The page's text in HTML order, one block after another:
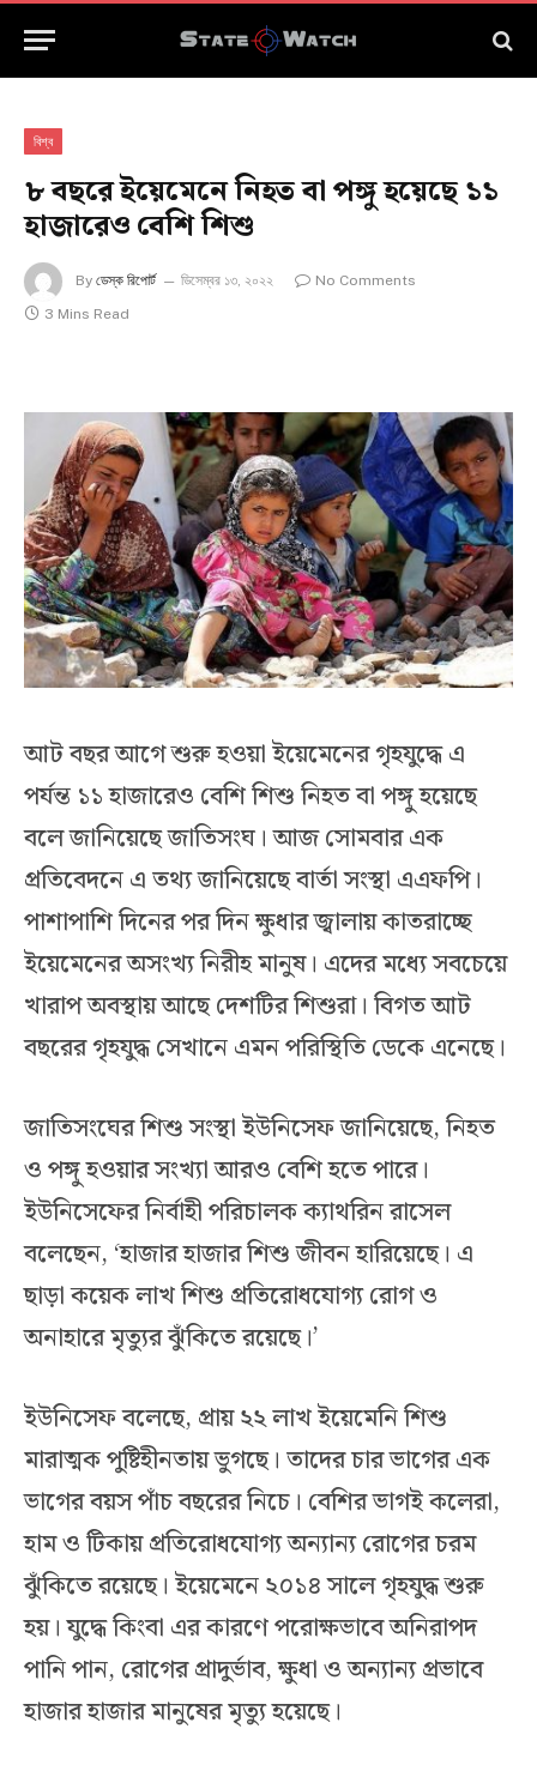
বিশ্ব
৮ বছরে ইয়েমেনে নিহত বা পঙ্গু হয়েছে ১১
হাজারেও বেশি শিশু
By ডেস্ক রিপোর্ট ডিসেম্বর ১৩, ২০২২
No Comments
3 Mins Read
আট বছর আগে শুরু হওয়া ইয়েমেনের গৃহযুদ্ধে এ
পর্যন্ত ১১ হাজারেও বেশি শিশু নিহত বা পঙ্গু হয়েছে
বলে জানিয়েছে জাতিসংঘ। আজ সোমবার এক
প্রতিবেদনে এ তথ্য জানিয়েছে বার্তা সংস্থা এএফপি।
পাশাপাশি দিনের পর দিন ক্ষুধার জ্বালায় কাতরাচ্ছে
ইয়েমেনের অসংখ্য নিরীহ মানুষ। এদের মধ্যে সবচেয়ে
খারাপ অবস্থায় আছে দেশটির শিশুরা। বিগত আট
বছরের গৃহযুদ্ধ সেখানে এমন পরিস্থিতি ডেকে এনেছে।
জাতিসংঘের শিশু সংস্থা ইউনিসেফ জানিয়েছে, নিহত
ও পঙ্গু হওয়ার সংখ্যা আরও বেশি হতে পারে।
ইউনিসেফের নির্বাহী পরিচালক ক্যাথরিন রাসেল
বলেছেন, ‘হাজার হাজার শিশু জীবন হারিয়েছে। এ
ছাড়া কয়েক লাখ শিশু প্রতিরোধযোগ্য রোগ ও
অনাহারে মৃত্যুর ঝুঁকিতে রয়েছে।’
ইউনিসেফ বলেছে, প্রায় ২২ লাখ ইয়েমেনি শিশু
মারাত্মক পুষ্টিহীনতায় ভুগছে। তাদের চার ভাগের এক
ভাগের বয়স পাঁচ বছরের নিচে। বেশির ভাগই কলেরা,
হাম ও টিকায় প্রতিরোধযোগ্য অন্যান্য রোগের চরম
ঝুঁকিতে রয়েছে। ইয়েমেনে ২০১৪ সালে গৃহযুদ্ধ শুরু
হয়। যুদ্ধে কিংবা এর কারণে পরোক্ষভাবে অনিরাপদ
পানি পান, রোগের প্রাদুর্ভাব, ক্ষুধা ও অন্যান্য প্রভাবে
হাজার হাজার মানুষের মৃত্যু হয়েছে।